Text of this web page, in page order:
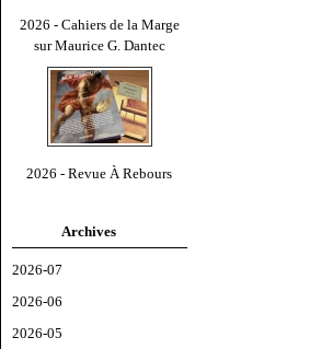
2026 - Cahiers de la Marge
sur Maurice G. Dantec
2026 - Revue À Rebours
Archives
2026-07
2026-06
2026-05